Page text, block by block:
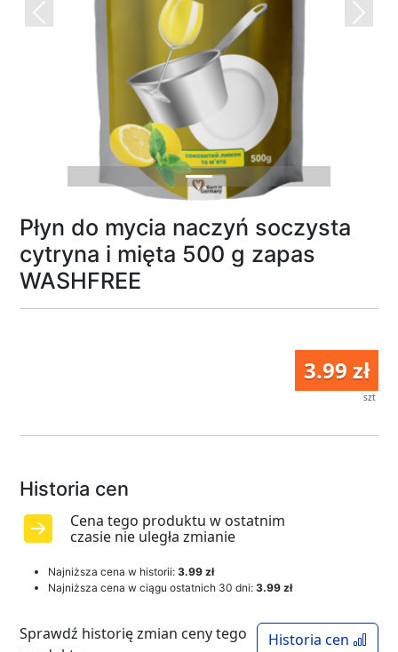
Previous Next
Płyn do mycia naczyń soczysta
cytryna i mięta 500 g zapas
WASHFREE
3.99 zł
szt
Historia cen
Cena tego produktu w ostatnim
czasie nie uległa zmianie
Najniższa cena w historii: 3.99 zł
Najniższa cena w ciągu ostatnich 30 dni: 3.99 zł
Historia cen
Sprawdź historię zmian ceny tego